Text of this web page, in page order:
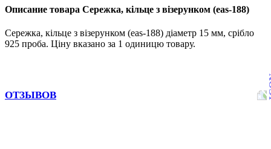
Описание товара Сережка, кільце з візерунком (eas-188)
Сережка, кільце з візерунком (eas-188) діаметр 15 мм, срібло
925 проба. Ціну вказано за 1 одиницю товару.
ОТЗЫВОВ